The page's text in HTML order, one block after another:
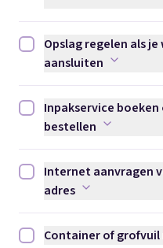
Opslag regelen als je
Opslag regelen als
aansluiten
Inpakservice boeken of
Inpakservice boeken
bestellen
Internet aanvragen voor
Internet aanvragen
adres
Container of grofvuil
Container of grofvuil